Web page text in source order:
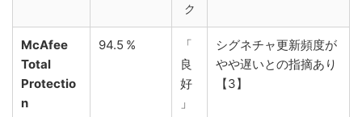
ク
McAfee
Total
Protectio
n
94.5 %
「
良
好
」
シグネチャ更新頻度が
やや遅いとの指摘あり
【3】